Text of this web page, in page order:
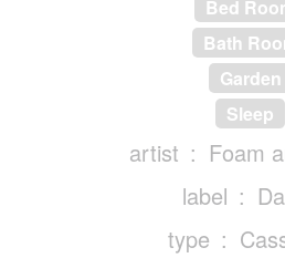
Bed
Bath
Garden
Sleep
artist
Foam
label
type